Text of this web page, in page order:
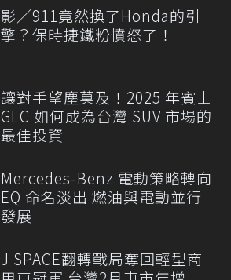
影／911竟然換了Honda的引
擎？保時捷鐵粉憤怒了！
讓對手望塵莫及！2025 年賓士
GLC 如何成為台灣 SUV 市場的
最佳投資
Mercedes-Benz 電動策略轉向
EQ 命名淡出 燃油與電動並行
發展
J SPACE翻轉戰局奪回輕型商